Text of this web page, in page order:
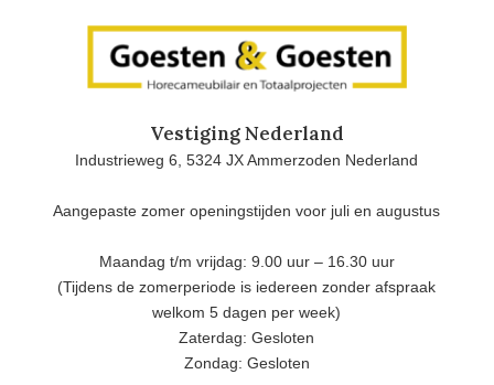
Vestiging Nederland
Industrieweg 6, 5324 JX Ammerzoden Nederland
Aangepaste zomer openingstijden voor juli en augustus
Maandag t/m vrijdag: 9.00 uur – 16.30 uur
(Tijdens de zomerperiode is iedereen zonder afspraak
welkom 5 dagen per week)
Zaterdag: Gesloten
Zondag: Gesloten